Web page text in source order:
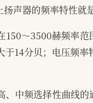
器的频率特性就
～3500赫频率
14分贝；电压频
中频选择性曲线